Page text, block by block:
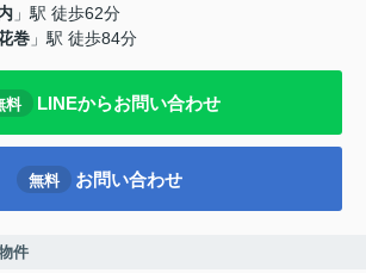
」駅 徒歩62分
巻 」駅 徒歩84分
料 LINEからお問い合わせ
無料 お問い合わせ
件